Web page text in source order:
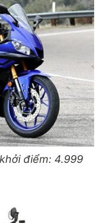
điểm: 4.999